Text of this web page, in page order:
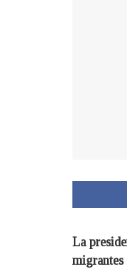
La
migrantes